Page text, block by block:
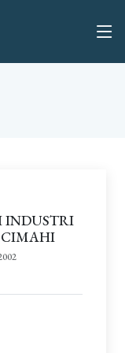
INDUSTRI